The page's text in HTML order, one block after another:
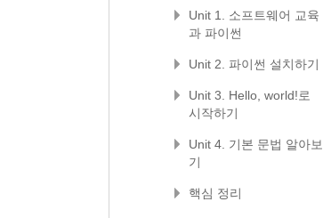
Unit 1. 소프트웨어 교육
과 파이썬
Unit 2. 파이썬 설치하기
Unit 3. Hello, world!로
시작하기
Unit 4. 기본 문법 알아보
기
핵심 정리